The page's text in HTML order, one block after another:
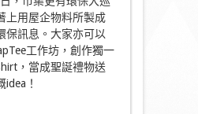
上用屋企物料所製成
保訊息。大家亦可以
工作坊，創作獨一
，當成聖誕禮物送
！